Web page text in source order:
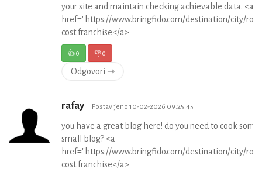
your site and maintain checking achievable data. <a
href="https://www.bringfido.com/destination/city/
cost franchise</a>
👍0 👎0
Odgovori ⇾
rafay Postavljeno 10-02-2026 09:25:45
you have a great blog here! do you need to cook
small blog? <a
href="https://www.bringfido.com/destination/city/
cost franchise</a>